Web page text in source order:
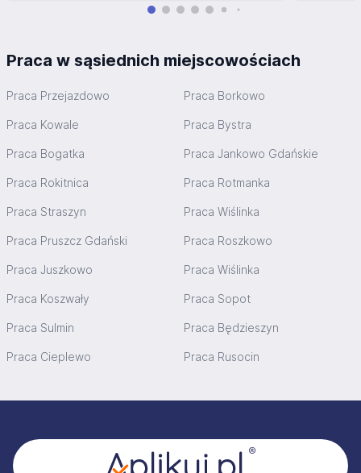
Praca w sąsiednich miejscowościach
Praca Przejazdowo Praca Borkowo
Praca Kowale Praca Bystra
Praca Bogatka Praca Jankowo Gdańskie
Praca Rokitnica Praca Rotmanka
Praca Straszyn Praca Wiślinka
Praca Pruszcz Gdański Praca Roszkowo
Praca Juszkowo Praca Wiślinka
Praca Koszwały Praca Sopot
Praca Sulmin Praca Będzieszyn
Praca Cieplewo Praca Rusocin